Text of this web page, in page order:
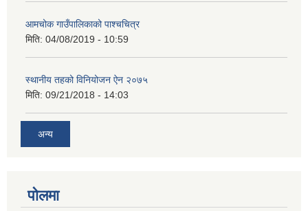
आमचोक गाउँपालिकाको पाश्चचित्र
मिति: 04/08/2019 - 10:59
स्थानीय तहको विनियोजन ऐन २०७५
मिति: 09/21/2018 - 14:03
अन्य
पोलमा